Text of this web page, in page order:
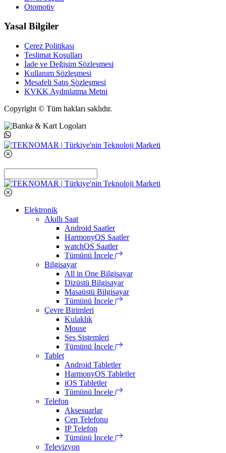
Otomotiv
Yasal Bilgiler
Çerez Politikası
Teslimat Koşulları
İade ve Değişim Sözleşmesi
Kullanım Sözleşmesi
Mesafeli Satış Sözleşmesi
KVKK Aydınlatma Metni
Copyright © Tüm hakları saklıdır.
Elektronik
Akıllı Saat
Android Saatler
HarmonyOS Saatler
watchOS Saatler
Tümünü İncele
Bilgisayar
All in One Bilgisayar
Dizüstü Bilgisayar
Masaüstü Bilgisayar
Tümünü İncele
Çevre Birimleri
Kulaklık
Mouse
Ses Sistemleri
Tümünü İncele
Tablet
Android Tabletler
HarmonyOS Tabletler
iOS Tabletler
Tümünü İncele
Telefon
Aksesuarlar
Cep Telefonu
IP Telefon
Tümünü İncele
Televizyon